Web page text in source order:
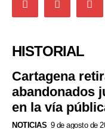
HISTORIAL
Cartagena
abandonados
en la vía
NOTICIAS 9 de agosto de